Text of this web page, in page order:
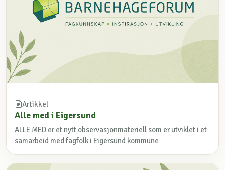
Artikkel
Alle med i Eigersund
ALLE MED er et nytt observasjonmateriell som er utviklet i et
samarbeid med fagfolk i Eigersund kommune